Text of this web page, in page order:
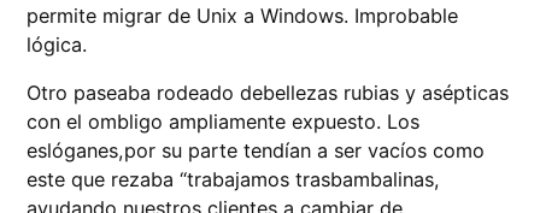
permite migrar de Unix a Windows. Improbable
lógica.
Otro paseaba rodeado debellezas rubias y asépticas
con el ombligo ampliamente expuesto. Los
eslóganes,por su parte tendían a ser vacíos como
este que rezaba “trabajamos trasbambalinas,